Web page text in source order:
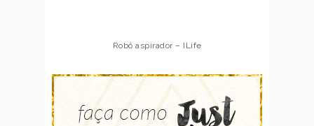
Robô aspirador – ILife